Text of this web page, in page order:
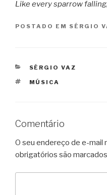
Like every sparrow
POSTADO EM SÉRGIO
CATEGORIAS
SÉRGIO VAZ
TAGS
MÚSICA
Comentário
O seu endereço de e-mail
obrigatórios são